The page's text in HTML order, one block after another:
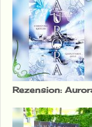
Rezension: